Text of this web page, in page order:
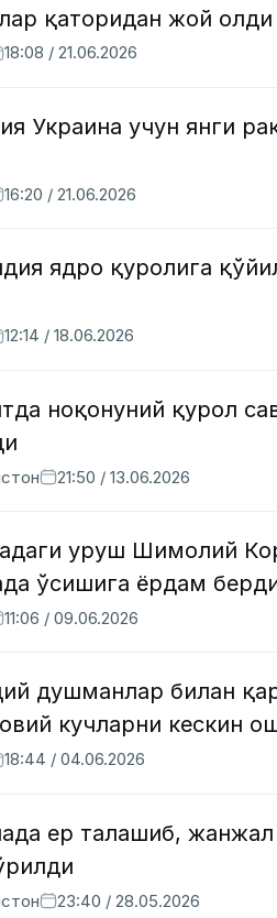
қаторидан жой
18:08 / 21.06.2026
Украина учун янги
16:20 / 21.06.2026
ядро қуролига
12:14 / 18.06.2026
ноқонуний қурол
21:50 / 13.06.2026
уруш Шимолий
ўсишига ёрдам
11:06 / 09.06.2026
душманлар билан
кучларни кескин
18:44 / 04.06.2026
ер талашиб, жанжал
23:40 / 28.05.2026